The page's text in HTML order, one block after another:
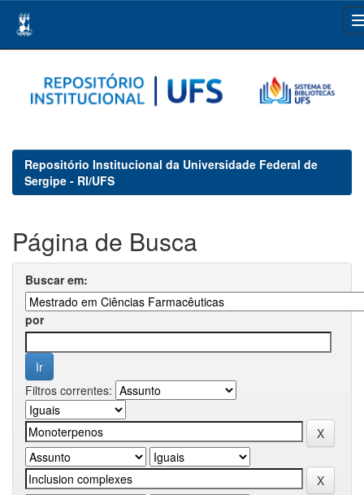
navigation
Repositório Institucional da Universidade Federal de
Sergipe - RI/UFS
Página de Busca
Buscar em:
por
Filtros correntes: